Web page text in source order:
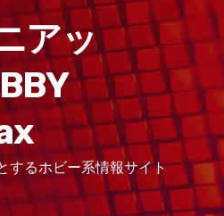
アッ
するホビー系情報サイト